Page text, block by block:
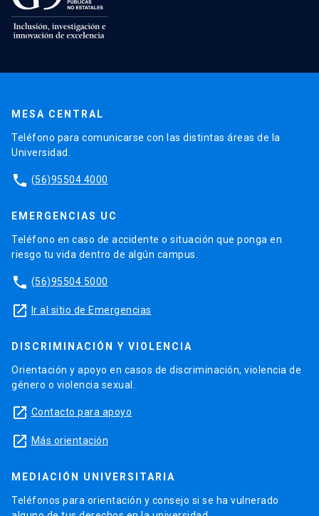
MESA CENTRAL
Teléfono para comunicarse con las distintas áreas de la
Universidad.
phone (56)95504 4000
EMERGENCIAS UC
Teléfono en caso de accidente o situación que ponga en
riesgo tu vida dentro de algún campus.
phone (56)95504 5000
launch Ir al sitio de Emergencias
DISCRIMINACIÓN Y VIOLENCIA
Orientación y apoyo en casos de discriminación, violencia de
género o violencia sexual.
launch Contacto para apoyo
launch Más orientación
MEDIACIÓN UNIVERSITARIA
Teléfonos para orientación y consejo si se ha vulnerado